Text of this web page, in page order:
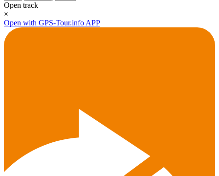
Open track
×
Open with GPS-Tour.info APP